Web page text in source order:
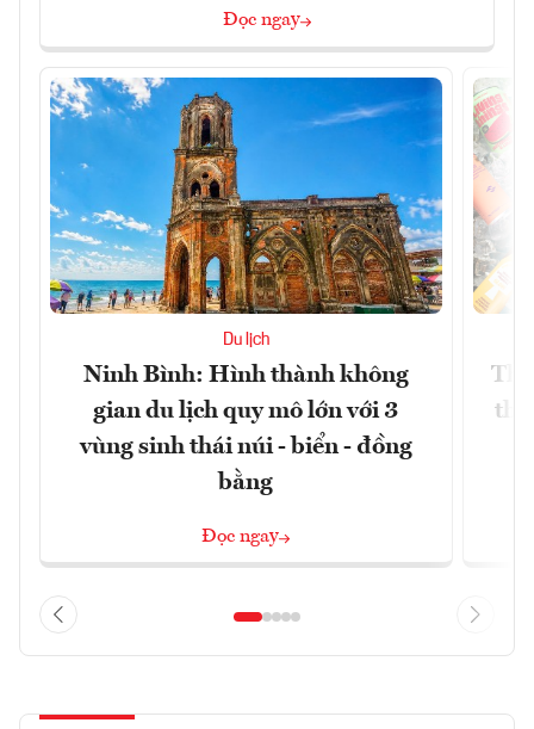
Đọc ngay
Du lịch
Ninh Bình: Hình thành không
gian du lịch quy mô lớn với 3
vùng sinh thái núi - biển - đồng
bằng
Đọc ngay